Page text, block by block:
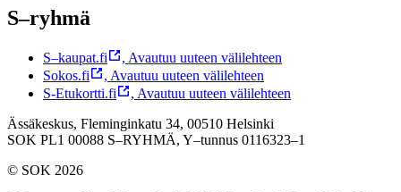
S–ryhmä
S–kaupat.fi , Avautuu uuteen välilehteen
Sokos.fi
, Avautuu uuteen välilehteen
S-Etukortti.fi
, Avautuu uuteen välilehteen
Ässäkeskus, Fleminginkatu 34, 00510 Helsinki
SOK PL1 00088 S–RYHMÄ, Y–tunnus 0116323–1
© SOK 2026